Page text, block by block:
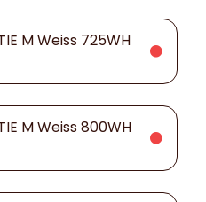
M Weiss 725WH
M Weiss 800WH